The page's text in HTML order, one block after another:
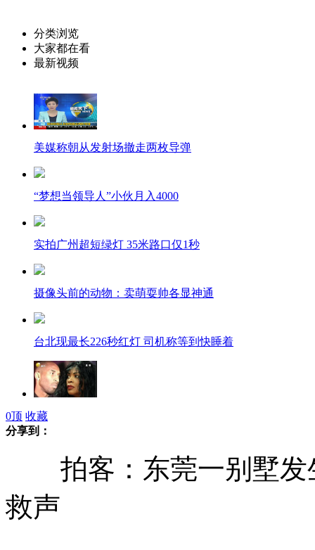
分类浏览
大家都在看
最新视频
美媒称朝从发射场撤走两枚导弹
“梦想当领导人”小伙月入4000
实拍广州超短绿灯 35米路口仅1秒
摄像头前的动物：卖萌耍帅各显神通
台北现最长226秒红灯 司机称等到快睡着
外国媒体爆料球星科比与母亲不和
叙媒体公布建筑遭以军空袭画面
0顶 收藏
分享到：
拍客：东莞一别墅发
救声